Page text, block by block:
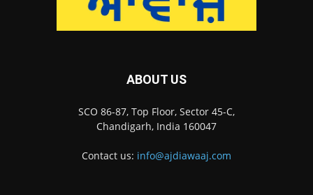
ABOUT US
SCO 86-87, Top Floor, Sector 45-C,
Chandigarh, India 160047
Contact us: info@ajdiawaaj.com